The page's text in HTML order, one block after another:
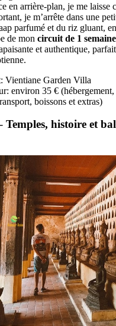
en arrière-plan, je me laisse
je m’arrête dans une
parfumé et du riz gluant,
de mon circuit de 1
et authentique,
Vientiane Garden Villa
environ 35 € (hébergement,
boissons et extras)
Temples, histoire et